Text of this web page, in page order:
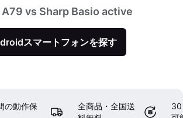
A79 vs Sharp Basio active
スマートフォンを探す
の動作保
全商品・全国送
30